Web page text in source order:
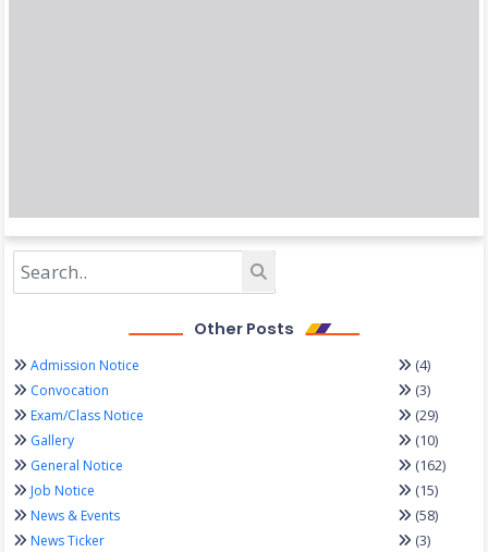
Other Posts
Admission Notice (4)
Convocation (3)
Exam/Class Notice (29)
Gallery (10)
General Notice (162)
Job Notice (15)
News & Events (58)
News Ticker (3)